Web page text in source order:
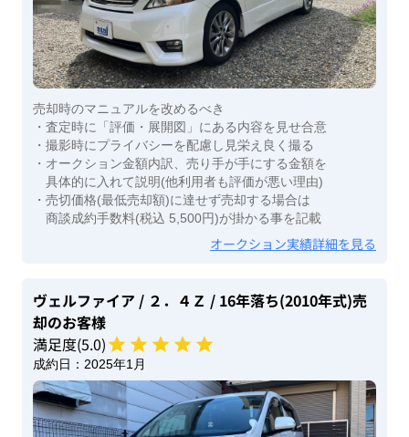
売却時のマニュアルを改めるべき
・査定時に「評価・展開図」にある内容を見せ合意
・撮影時にプライバシーを配慮し見栄え良く撮る
・オークション金額内訳、売り手が手にする金額を
具体的に入れて説明(他利用者も評価が悪い理由)
・売切価格(最低売却額)に達せず売却する場合は
商談成約手数料(税込 5,500円)が掛かる事を記載
オークション実績詳細を見る
ヴェルファイア / ２．４Ｚ / 16年落ち(2010年式)売
却のお客様
満足度(5.0)
成約日： 2025年1月